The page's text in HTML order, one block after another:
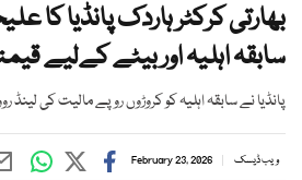
بھارتی کرکٹر ہاردک پانڈیا کا
سابقہ اہلیہ اور بیٹے کےلیے
پانڈیا نے سابقہ اہلیہ کو کروڑوں روپے مالیت کی لینڈ
ویب ڈیسک February 23, 2026